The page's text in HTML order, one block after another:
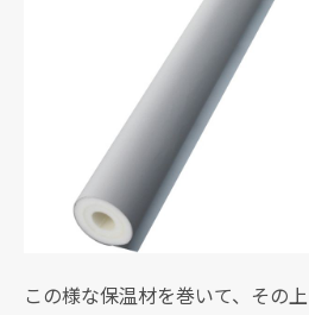
この様な保温材を巻いて、その